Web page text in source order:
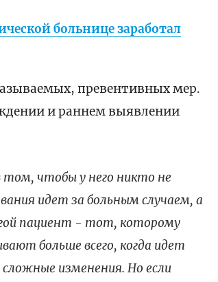
больнице заработал
превентивных мер.
и раннем выявлении
том, чтобы у него никто не
идет за больным случаем, а
пациент - тот, которому
больше всего, когда идет
изменения. Но если